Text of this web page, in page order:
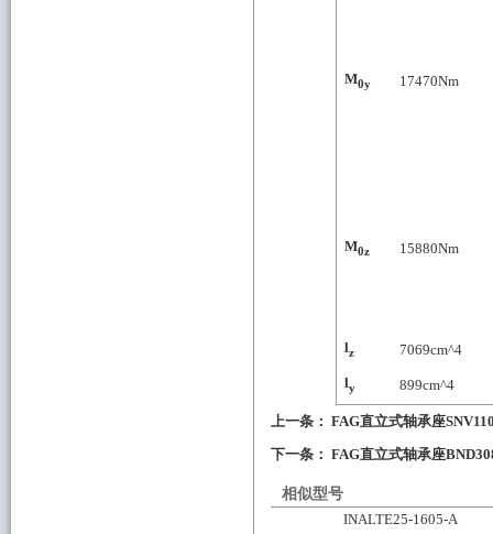
M0y 17470Nm
M0z 15880Nm
lz 7069cm^4
ly 899cm^4
上一条： FAG直立式轴承座
下一条： FAG直立式轴承座
相似型号
INALTE25-1605-A